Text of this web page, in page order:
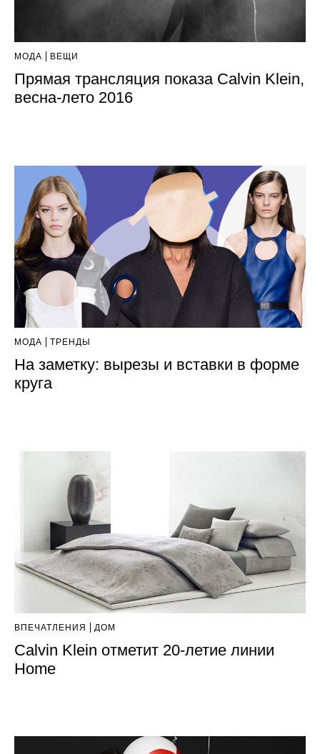
МОДА ВЕЩИ
Прямая трансляция показа Calvin Klein,
весна-лето 2016
МОДА ТРЕНДЫ
На заметку: вырезы и вставки в форме
круга
ВПЕЧАТЛЕНИЯ ДОМ
Calvin Klein отметит 20-летие линии
Ноmе